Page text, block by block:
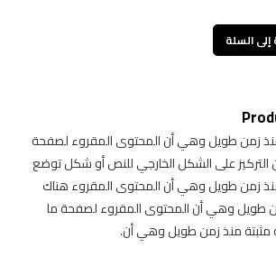
السلة
زمن طويل وهي أن المحتوى المقروء لصفحة
على الشكل الخارجي للنص أو شكل توضع
زمن طويل وهي أن المحتوى المقروء هناك
طويل وهي أن المحتوى المقروء لصفحة ما
منذ زمن طويل وهي أن.